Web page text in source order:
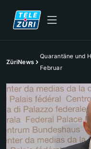
ZüriNews
Quarantäne und
Februar